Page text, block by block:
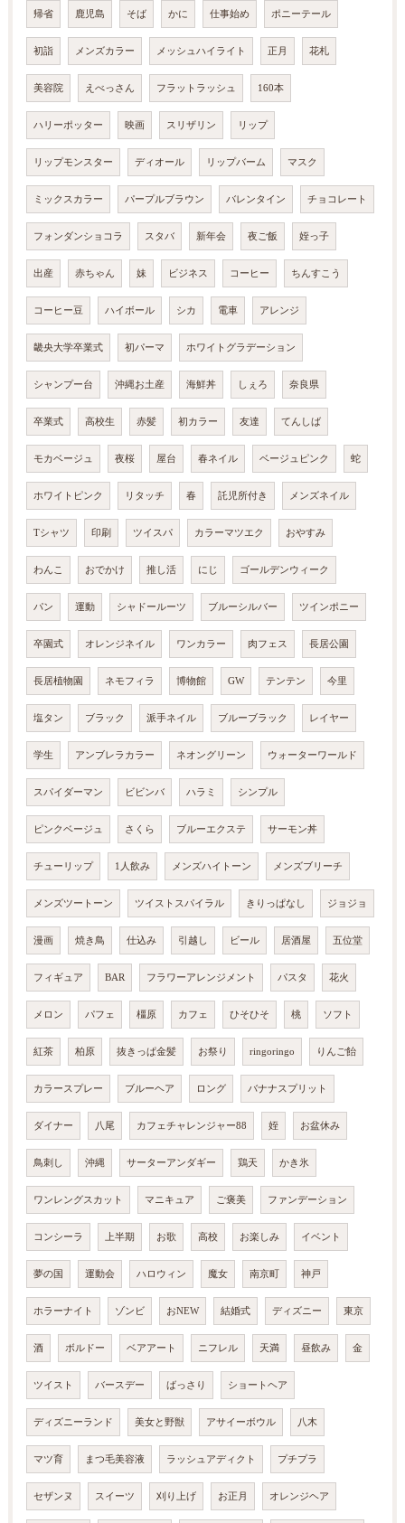
帰省 鹿児島 そば かに 仕事始め ポニーテール
初詣 メンズカラー メッシュハイライト 正月 花札
美容院 えべっさん フラットラッシュ 160本
ハリーポッター 映画 スリザリン リップ
リップモンスター ディオール リップバーム マスク
ミックスカラー パープルブラウン バレンタイン チョコレート
フォンダンショコラ スタバ 新年会 夜ご飯 姪っ子
出産 赤ちゃん 妹 ビジネス コーヒー ちんすこう
コーヒー豆 ハイボール シカ 電車 アレンジ
畿央大学卒業式 初パーマ ホワイトグラデーション
シャンプー台 沖縄お土産 海鮮丼 しぇろ 奈良県
卒業式 高校生 赤髪 初カラー 友達 てんしば
モカベージュ 夜桜 屋台 春ネイル ベージュピンク 蛇
ホワイトピンク リタッチ 春 託児所付き メンズネイル
Tシャツ 印刷 ツイスパ カラーマツエク おやすみ
わんこ おでかけ 推し活 にじ ゴールデンウィーク
パン 運動 シャドールーツ ブルーシルバー ツインポニー
卒園式 オレンジネイル ワンカラー 肉フェス 長居公園
長居植物園 ネモフィラ 博物館 GW テンテン 今里
塩タン ブラック 派手ネイル ブルーブラック レイヤー
学生 アンブレラカラー ネオングリーン ウォーターワールド
スパイダーマン ビビンバ ハラミ シンプル
ピンクベージュ さくら ブルーエクステ サーモン丼
チューリップ 1人飲み メンズハイトーン メンズブリーチ
メンズツートーン ツイストスパイラル きりっぱなし ジョジョ
漫画 焼き鳥 仕込み 引越し ビール 居酒屋 五位堂
フィギュア BAR フラワーアレンジメント パスタ 花火
メロン パフェ 橿原 カフェ ひそひそ 桃 ソフト
紅茶 柏原 抜きっぱ金髪 お祭り ringoringo りんご飴
カラースプレー ブルーヘア ロング バナナスプリット
ダイナー 八尾 カフェチャレンジャー88 姪 お盆休み
鳥刺し 沖縄 サーターアンダギー 鶏天 かき氷
ワンレングスカット マニキュア ご褒美 ファンデーション
コンシーラ 上半期 お歌 高校 お楽しみ イベント
夢の国 運動会 ハロウィン 魔女 南京町 神戸
ホラーナイト ゾンビ おNEW 結婚式 ディズニー 東京
酒 ボルドー ベアアート ニフレル 天満 昼飲み 金
ツイスト バースデー ばっさり ショートヘア
ディズニーランド 美女と野獣 アサイーボウル 八木
マツ育 まつ毛美容液 ラッシュアディクト プチプラ
セザンヌ スイーツ 刈り上げ お正月 オレンジヘア